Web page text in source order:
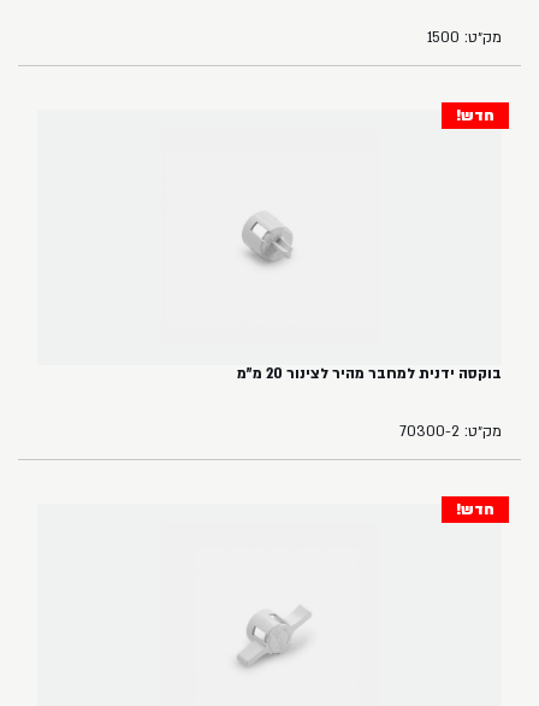
מק״ט: 1500
חדש!
בוקסה ידנית למחבר מהיר לצינור 20 מ"מ
מק״ט: 70300-2
חדש!